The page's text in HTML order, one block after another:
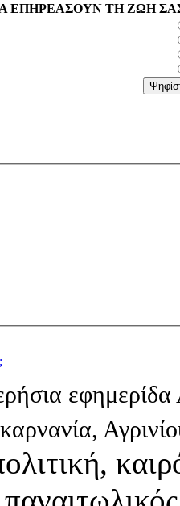
ΕΠΗΡΕΑΣΟΥΝ ΤΗ ΖΩΗ
εφημερίδα